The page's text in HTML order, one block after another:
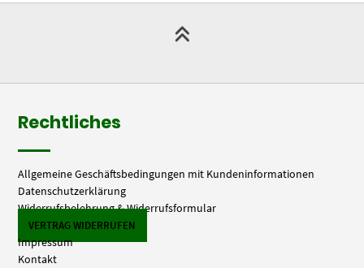
Rechtliches
Allgemeine Geschäftsbedingungen mit Kundeninformationen
Datenschutzerklärung
Widerrufsbelehrung & Widerrufsformular
VERTRAG WIDERRUFEN
Impressum
Kontakt